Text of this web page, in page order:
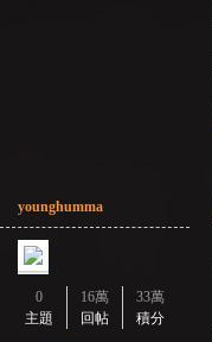
younghumma
0
主題
16萬
回帖
33萬
積分